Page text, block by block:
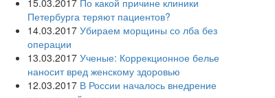
15.03.2017 По какой причине клиники
Петербурга теряют пациентов?
14.03.2017 Убираем морщины со лба без
операции
13.03.2017 Ученые: Коррекционное белье
наносит вред женскому здоровью
12.03.2017 В России началось внедрение